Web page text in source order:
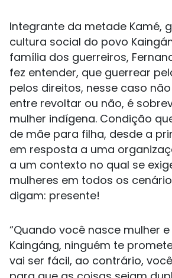
Integrante da metade Kamé,
cultura social do povo
família dos guerreiros,
fez entender, que guerrear
pelos direitos, nesse caso
entre revoltar ou não, é
mulher indígena. Condição
de mãe para filha, desde a
em resposta a uma
a um contexto no qual se
mulheres em todos os
digam: presente!
“Quando você nasce mulher
Kaingáng, ninguém te
vai ser fácil, ao contrário,